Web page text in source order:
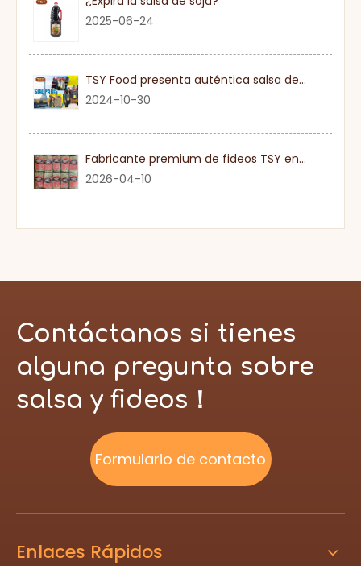
2025-06-24
TSY Food presenta auténtica salsa de soja en SIAL PARIS 2024
2024-10-30
Fabricante premium de fideos TSY en Guangdong
2026-04-10
Contáctanos si tienes
alguna pregunta sobre
salsa y fideos！
Formulario de contacto
Enlaces Rápidos